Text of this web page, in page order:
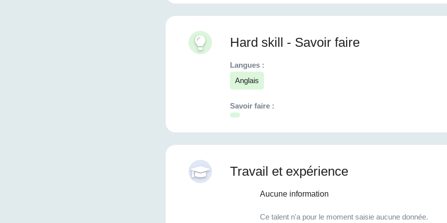
Hard skill - Savoir faire
Langues :
Anglais
Savoir faire :
Travail et expérience
Aucune information
Ce talent n'a pour le moment saisie aucune donnée.